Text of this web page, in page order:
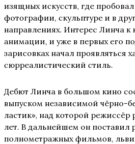
изящных искусств, где
фотографии, скульптуре и в
направлениях. Интерес Линча к
анимации, и уже в первых его
зарисовках начал проявляться
сюрреалистический стиль.
Дебют Линча в большом кино
выпуском независимой чёрно-
ластик», над которой режиссёр
лет. В дальнейшем он поставил
полнометражных фильмов,